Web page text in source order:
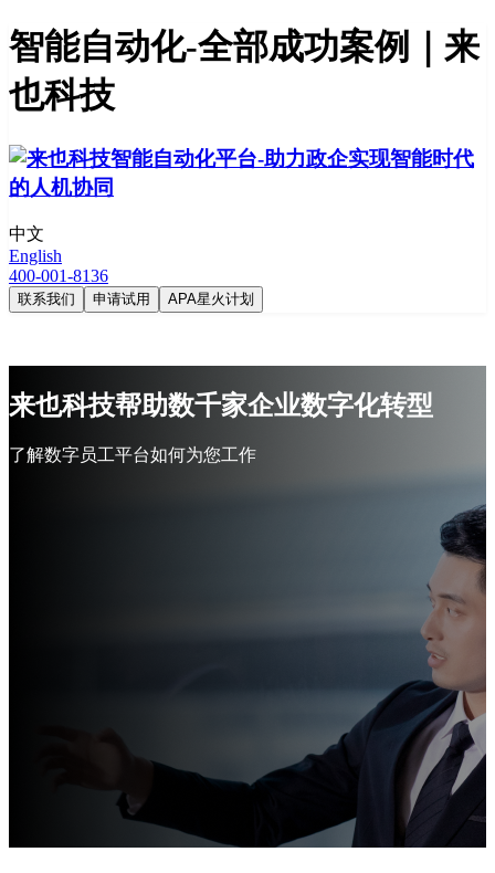
智能自动化-全部成功案例｜来
也科技
中文
English
400-001-8136
联系我们 申请试用 APA星火计划
来也科技帮助数千家企业数字化转型
了解数字员工平台如何为您工作